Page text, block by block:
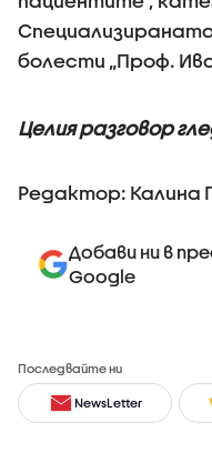
болести „Проф.
Целия разговор
Редактор: Калина
Добави ни в
Google
Последвайте ни
NewsLetter